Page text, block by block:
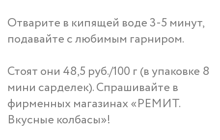
Отварите в кипящей воде 3-5 минут,
подавайте с любимым гарниром.
Стоят они 48,5 руб./100 г (в упаковке 8
мини сарделек). Спрашивайте в
фирменных магазинах «РЕМИТ.
Вкусные колбасы»!